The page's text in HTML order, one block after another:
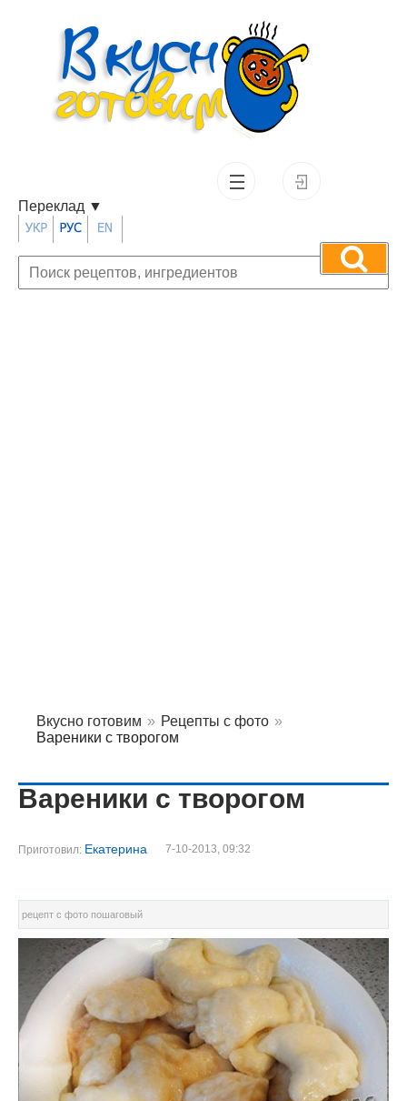
Переклад ▼
Вкусно готовим » Рецепты с фото »
Вареники с творогом
Вареники с творогом
Приготовил: Екатерина 7-10-2013, 09:32
рецепт с фото пошаговый